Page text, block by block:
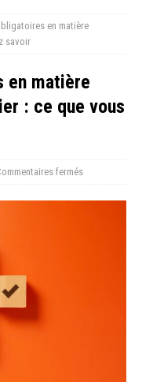
en matière
savoir
en matière
: ce que vous
fermés